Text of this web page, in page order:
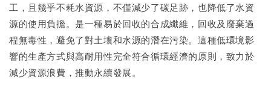
工，且幾乎不耗水資源，不僅減少了碳足跡，也降低了水資
源的使用負擔。是一種易於回收的合成纖維，回收及廢棄過
程無毒性，避免了對土壤和水源的潛在污染。這種低環境影
響的生產方式與高耐用性完全符合循環經濟的原則，致力於
減少資源浪費，推動永續發展。